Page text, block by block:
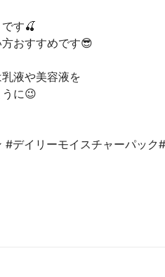
す🍒
おすすめです😎
液や美容液を
に😉
#デイリーモイスチャーパッ